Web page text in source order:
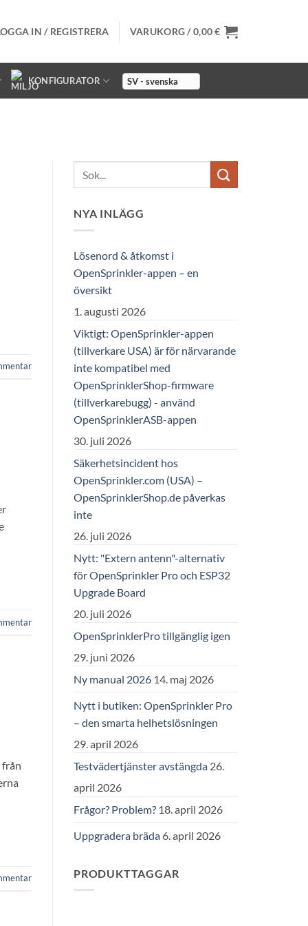
IN / REGISTRERA VARUKORG /0,00€
KONFIGURATOR
NYA INLÄGG
Lösenord & åtkomst i
OpenSprinkler-appen – en
översikt
1. augusti 2026
Viktigt: OpenSprinkler-appen
(tillverkare USA) är för närvarande
inte kompatibel med
OpenSprinklerShop-firmware
(tillverkarebugg) - använd
OpenSprinklerASB-appen
30. juli 2026
Säkerhetsincident hos
OpenSprinkler.com (USA) –
OpenSprinklerShop.de påverkas
inte
26. juli 2026
Nytt: "Extern antenn"-alternativ
för OpenSprinkler Pro och ESP32
Upgrade Board
20. juli 2026
OpenSprinklerPro tillgänglig igen
29. juni 2026
Ny manual 2026 14. maj 2026
Nytt i butiken: OpenSprinkler Pro
– den smarta helhetslösningen
29. april 2026
Testvädertjänster avstängda 26.
april 2026
Frågor? Problem? 18. april 2026
Uppgradera bräda 6. april 2026
PRODUKTTAGGAR